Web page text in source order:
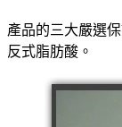
產品的三大嚴選
反式脂肪酸。